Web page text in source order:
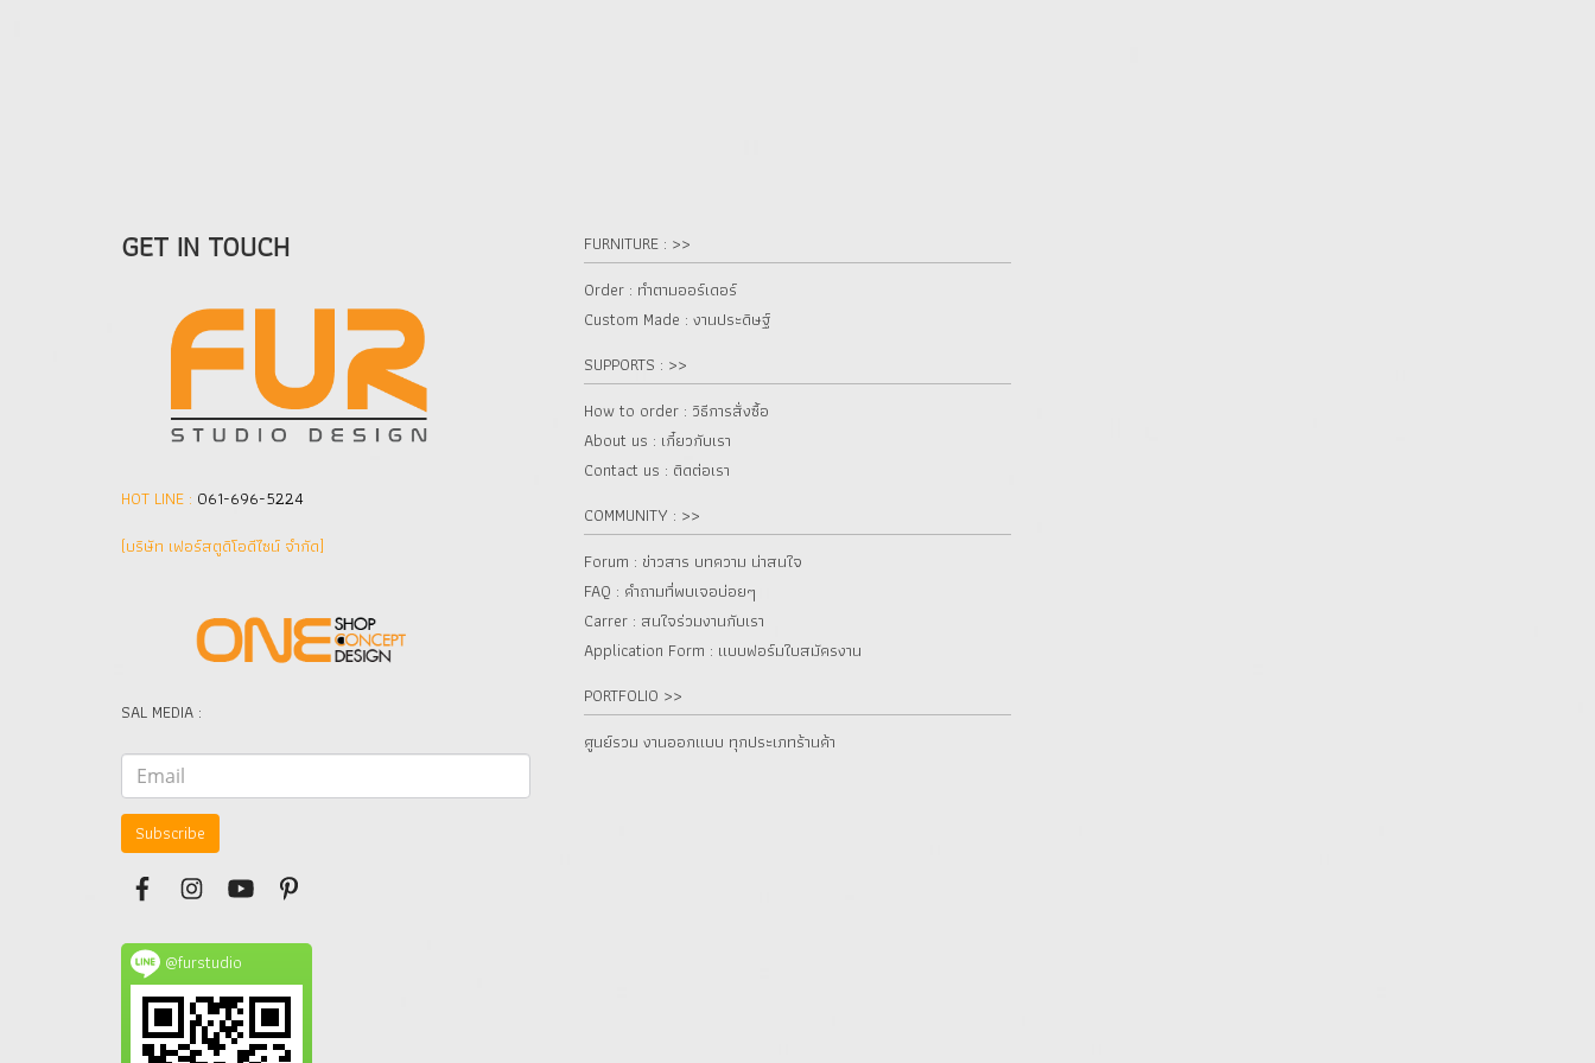
GET IN TOUCH
HOT LINE : 061-696-5224
(บริษัท เฟอร์สตูดิโอดีไซน์ จำกัด]
SAL MEDIA :
Subscribe
@furstudio
FURNITURE : >>
Order : ทำตามออร์เดอร์
Custom Made : งานประดิษฐ์
SUPPORTS : >>
How to order : วิธีการสั่งซื้อ
About us : เกี๋ยวกับเรา
Contact us : ติดต่อเรา
COMMUNITY : >>
Forum : ข่าวสาร บทความ น่าสนใจ
FAQ : คำถามที่พบเจอบ่อยๆ
Carrer : สนใจร่วมงานกับเรา
Application Form : แบบฟอร์มใบสมัครงาน
PORTFOLIO >>
ศูนย์รวม งานออกแบบ ทุกประเภทร้านค้า